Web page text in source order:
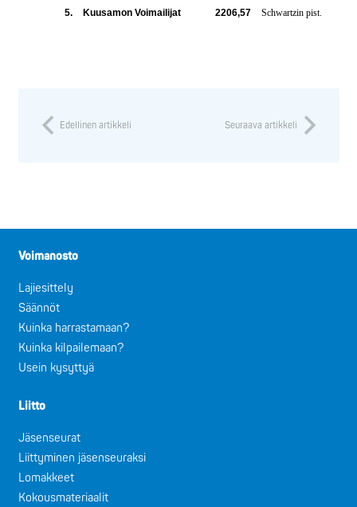
5. Kuusamon Voimailijat 2206,57 Schwartzin pist.
Edellinen artikkeli Seuraava artikkeli
Voimanosto
Lajiesittely
Säännöt
Kuinka harrastamaan?
Kuinka kilpailemaan?
Usein kysyttyä
Liitto
Jäsenseurat
Liittyminen jäsenseuraksi
Lomakkeet
Kokousmateriaalit